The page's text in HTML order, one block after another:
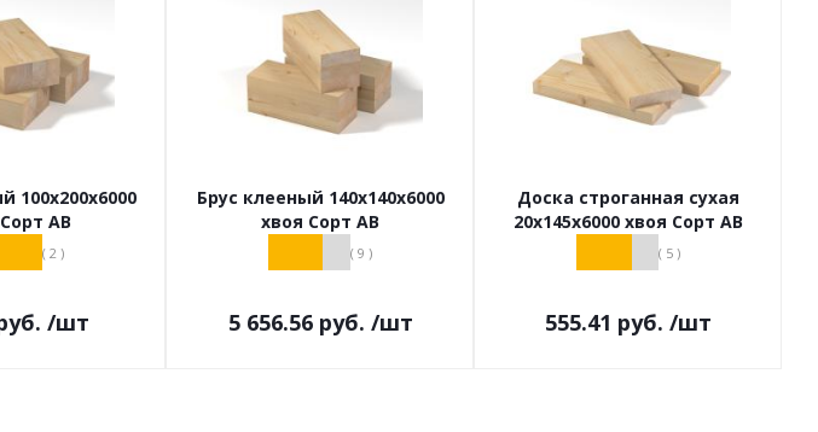
100х200х6000
АВ
( 2 )
/шт
Брус клееный 140х140х6000
хвоя Сорт АВ
( 9 )
5 656.56руб. /шт
Доска строганная сухая
20х145х6000 хвоя Сорт АВ
( 5 )
555.41 руб. /шт